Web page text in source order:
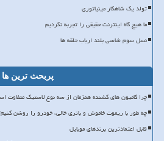
تولد یک شاهکار مینیاتوری
ما هیچ گاه اینترنت حقیقی را تجربه نکردیم
نسل سوم شاسی بلند ارباب حلقه ها
پربحث ترین ها
چرا کامیون های کشنده همزمان از سه نوع لاستیک متفاوت
چه طور با ریموت خاموش و باتری خالی، خودرو را روشن
قابل اعتمادترین برندهای موبایل